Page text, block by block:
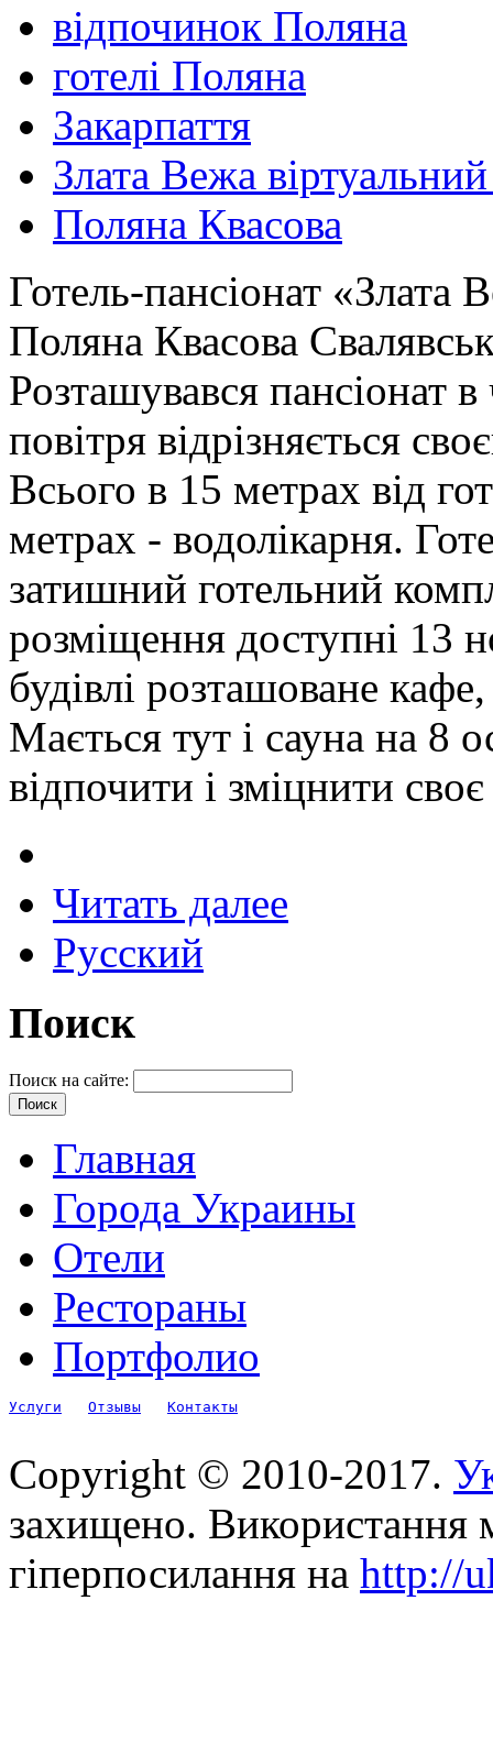
відпочинок Поляна
готелі Поляна
Закарпаття
Злата Вежа
Поляна Квасова
Готель-пансіонат «Злата
Поляна Квасова
Розташувався пансіонат
повітря відрізняється
Всього в 15 метрах від
метрах - водолікарня.
затишний готельний
розміщення доступні 13
будівлі розташоване
Мається тут і сауна на 8
відпочити і зміцнити
Читать далее
Русский
Поиск
Поиск на сайте:
Главная
Города Украины
Отели
Рестораны
Портфолио
Услуги Отзывы Контакты
Copyright © 2010-2017.
захищено. Використання
гіперпосилання на http://